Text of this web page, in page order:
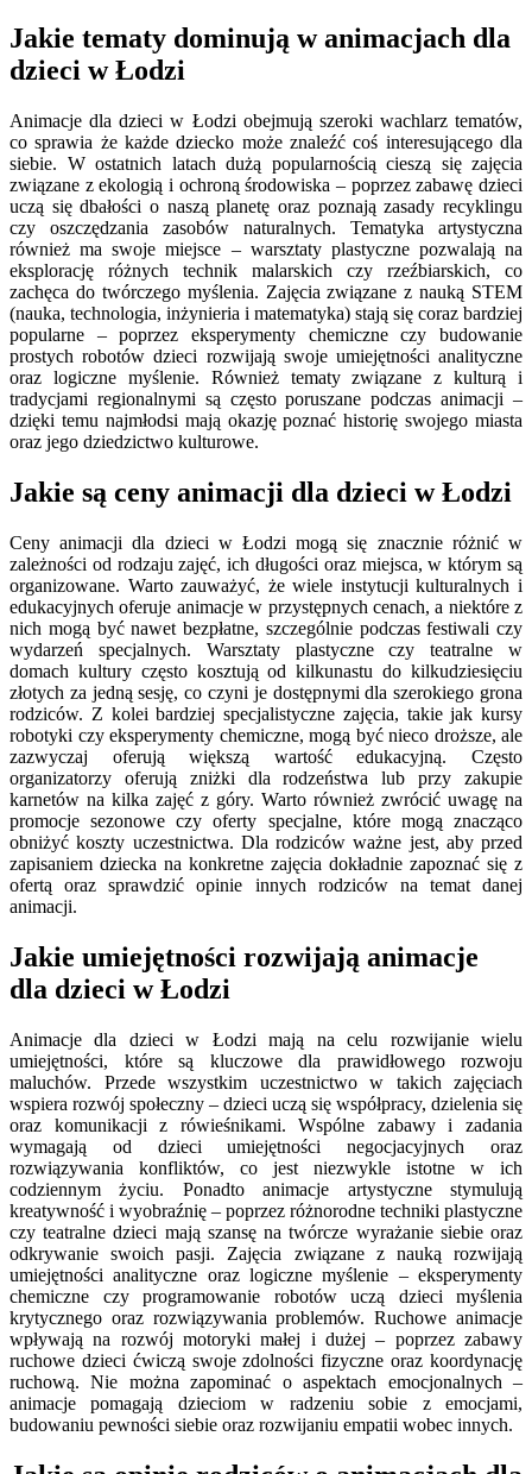
Jakie tematy dominują w animacjach dla
dzieci w Łodzi
Animacje dla dzieci w Łodzi obejmują szeroki wachlarz tematów,
co sprawia że każde dziecko może znaleźć coś interesującego dla
siebie. W ostatnich latach dużą popularnością cieszą się zajęcia
związane z ekologią i ochroną środowiska – poprzez zabawę dzieci
uczą się dbałości o naszą planetę oraz poznają zasady recyklingu
czy oszczędzania zasobów naturalnych. Tematyka artystyczna
również ma swoje miejsce – warsztaty plastyczne pozwalają na
eksplorację różnych technik malarskich czy rzeźbiarskich, co
zachęca do twórczego myślenia. Zajęcia związane z nauką STEM
(nauka, technologia, inżynieria i matematyka) stają się coraz bardziej
popularne – poprzez eksperymenty chemiczne czy budowanie
prostych robotów dzieci rozwijają swoje umiejętności analityczne
oraz logiczne myślenie. Również tematy związane z kulturą i
tradycjami regionalnymi są często poruszane podczas animacji –
dzięki temu najmłodsi mają okazję poznać historię swojego miasta
oraz jego dziedzictwo kulturowe.
Jakie są ceny animacji dla dzieci w Łodzi
Ceny animacji dla dzieci w Łodzi mogą się znacznie różnić w
zależności od rodzaju zajęć, ich długości oraz miejsca, w którym są
organizowane. Warto zauważyć, że wiele instytucji kulturalnych i
edukacyjnych oferuje animacje w przystępnych cenach, a niektóre z
nich mogą być nawet bezpłatne, szczególnie podczas festiwali czy
wydarzeń specjalnych. Warsztaty plastyczne czy teatralne w
domach kultury często kosztują od kilkunastu do kilkudziesięciu
złotych za jedną sesję, co czyni je dostępnymi dla szerokiego grona
rodziców. Z kolei bardziej specjalistyczne zajęcia, takie jak kursy
robotyki czy eksperymenty chemiczne, mogą być nieco droższe, ale
zazwyczaj oferują większą wartość edukacyjną. Często
organizatorzy oferują zniżki dla rodzeństwa lub przy zakupie
karnetów na kilka zajęć z góry. Warto również zwrócić uwagę na
promocje sezonowe czy oferty specjalne, które mogą znacząco
obniżyć koszty uczestnictwa. Dla rodziców ważne jest, aby przed
zapisaniem dziecka na konkretne zajęcia dokładnie zapoznać się z
ofertą oraz sprawdzić opinie innych rodziców na temat danej
animacji.
Jakie umiejętności rozwijają animacje
dla dzieci w Łodzi
Animacje dla dzieci w Łodzi mają na celu rozwijanie wielu
umiejętności, które są kluczowe dla prawidłowego rozwoju
maluchów. Przede wszystkim uczestnictwo w takich zajęciach
wspiera rozwój społeczny – dzieci uczą się współpracy, dzielenia się
oraz komunikacji z rówieśnikami. Wspólne zabawy i zadania
wymagają od dzieci umiejętności negocjacyjnych oraz
rozwiązywania konfliktów, co jest niezwykle istotne w ich
codziennym życiu. Ponadto animacje artystyczne stymulują
kreatywność i wyobraźnię – poprzez różnorodne techniki plastyczne
czy teatralne dzieci mają szansę na twórcze wyrażanie siebie oraz
odkrywanie swoich pasji. Zajęcia związane z nauką rozwijają
umiejętności analityczne oraz logiczne myślenie – eksperymenty
chemiczne czy programowanie robotów uczą dzieci myślenia
krytycznego oraz rozwiązywania problemów. Ruchowe animacje
wpływają na rozwój motoryki małej i dużej – poprzez zabawy
ruchowe dzieci ćwiczą swoje zdolności fizyczne oraz koordynację
ruchową. Nie można zapominać o aspektach emocjonalnych –
animacje pomagają dzieciom w radzeniu sobie z emocjami,
budowaniu pewności siebie oraz rozwijaniu empatii wobec innych.